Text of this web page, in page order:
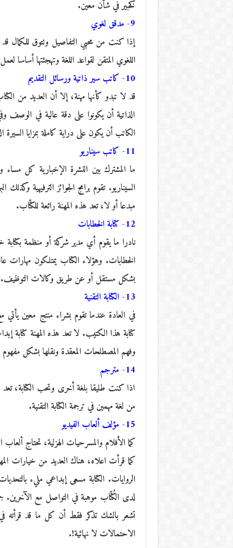
كخبير في شأن معين.
9- مدقق لغوي
إذا كنت من محبي التفاصيل وتتوق للكمال قد
اللغوي المتقن لقواعد اللغة وتهجئتها أساسا
10- كاتب سير ذاتية ورسائل التقديم
قد لا تبدو كأنها مهنة، إلا أن العديد من
الذاتية أن يكونوا على دقة عالية في
الكاتب أن يكون على دراية كاملة بمزايا السيرة
11- كاتب سيناريو
ما المشترك بين النشرة الإخبارية كل
السيناريو. تقوم برامج الجوائز الترفيهية
مبدعا أو لا، تعد هذه المهنة رائعة للكتّاب.
12- كتابة الخطابات
نادرا ما يقوم أي مدير شركة أو منظمة
الخطابات. وهؤلاء الكتاب يمتلكون مهارات
بشكل مستقل أو عن طريق وكالات التوظيف.
13- الكتابة التقنية
في العادة عندما تقوم بشراء منتج معين
كتابة هذا الكتيب. لا تعد هذه المهنة كتابة
وفهم المصطلحات المعقدة ونقلها بشكل مفهوم
14- مترجم
اذا كنت طليقا بلغة أخرى وتحب الكتابة، تعد
من لغة مهمين في ترجمة الكتابة التقنية.
15- مؤلف ألعاب الفيديو
كما الأفلام والمسرحيات الهزلية، تحتاج
كما قرأت اعلاه، هناك العديد من خيارات
الروايات. الكتابة مسعى إبداعي مليء
لدى الكُتّاب موهبة في التواصل مع الآخرين.
تشعر بالشك تذكر فقط أن كل ما قد قرأته
الاحتمالات لا نهائية!.